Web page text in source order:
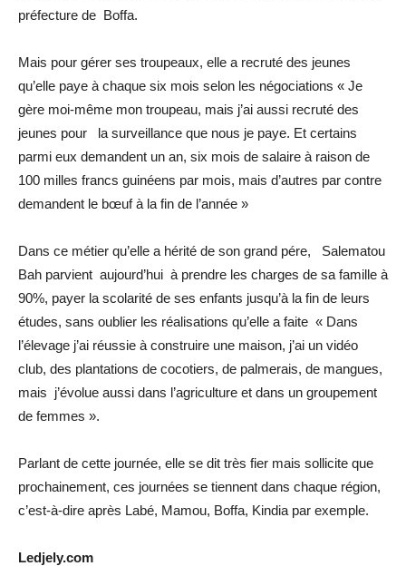
préfecture de Boffa.
Mais pour gérer ses troupeaux, elle a recruté des jeunes
qu’elle paye à chaque six mois selon les négociations « Je
gère moi-même mon troupeau, mais j’ai aussi recruté des
jeunes pour la surveillance que nous je paye. Et certains
parmi eux demandent un an, six mois de salaire à raison de
100 milles francs guinéens par mois, mais d’autres par contre
demandent le bœuf à la fin de l’année »
Dans ce métier qu’elle a hérité de son grand pére, Salematou
Bah parvient aujourd’hui à prendre les charges de sa famille à
90%, payer la scolarité de ses enfants jusqu’à la fin de leurs
études, sans oublier les réalisations qu’elle a faite « Dans
l’élevage j’ai réussie à construire une maison, j’ai un vidéo
club, des plantations de cocotiers, de palmerais, de mangues,
mais j’évolue aussi dans l’agriculture et dans un groupement
de femmes ».
Parlant de cette journée, elle se dit très fier mais sollicite que
prochainement, ces journées se tiennent dans chaque région,
c’est-à-dire après Labé, Mamou, Boffa, Kindia par exemple.
Ledjely.com